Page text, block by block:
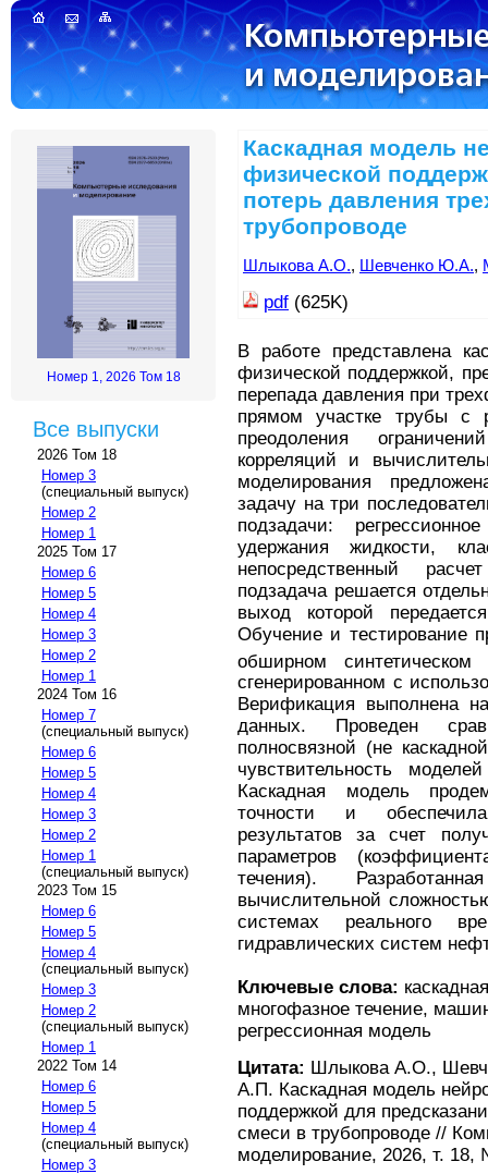
Номер 1, 2026 Том 18
Все выпуски
2026 Том 18
Номер 3
(специальный выпуск)
Номер 2
Номер 1
2025 Том 17
Номер 6
Номер 5
Номер 4
Номер 3
Номер 2
Номер 1
2024 Том 16
Номер 7
(специальный выпуск)
Номер 6
Номер 5
Номер 4
Номер 3
Номер 2
Номер 1
(специальный выпуск)
2023 Том 15
Номер 6
Номер 5
Номер 4
(специальный выпуск)
Номер 3
Номер 2
(специальный выпуск)
Номер 1
2022 Том 14
Номер 6
Номер 5
Номер 4
(специальный выпуск)
Номер 3
Каскадная модель
физической
потерь давления
трубопроводе
Шлыкова А.О., Шевченко Ю.А.,
pdf (625K)
В работе представлена
физической поддержкой,
перепада давления при
прямом участке трубы с
преодоления
корреляций и
моделирования
задачу на три
подзадачи:
удержания жидкости,
непосредственный
подзадача решается
выход которой
Обучение и тестирование
обширном
сгенерированном с
Верификация выполнена
данных. Проведен
полносвязной (не
чувствительность
Каскадная модель
точности и
результатов за счет
параметров
течения).
вычислительной
системах реального
гидравлических систем
Ключевые слова:
многофазное течение,
регрессионная модель
Цитата: Шлыкова А.О.,
А.П. Каскадная модель
поддержкой для
смеси в трубопроводе //
моделирование, 2026, т. 18,